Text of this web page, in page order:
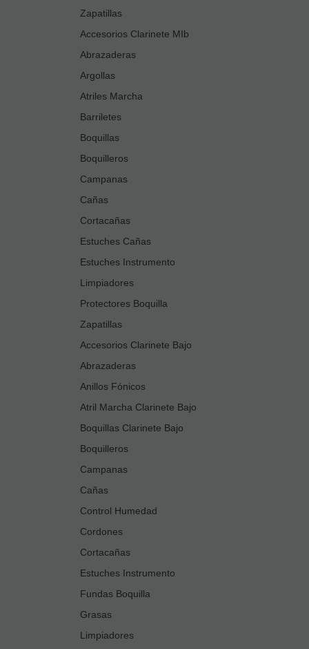
Zapatillas
Accesorios Clarinete MIb
Abrazaderas
Argollas
Atriles Marcha
Barriletes
Boquillas
Boquilleros
Campanas
Cañas
Cortacañas
Estuches Cañas
Estuches Instrumento
Limpiadores
Protectores Boquilla
Zapatillas
Accesorios Clarinete Bajo
Abrazaderas
Anillos Fónicos
Atril Marcha Clarinete Bajo
Boquillas Clarinete Bajo
Boquilleros
Campanas
Cañas
Control Humedad
Cordones
Cortacañas
Estuches Instrumento
Fundas Boquilla
Grasas
Limpiadores